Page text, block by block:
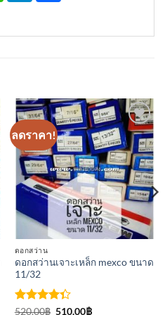
ลดราคา!
เพิ่มเข้า
ใน
รายการ
ที่
ติดตาม
ดอกสว่าน
ดอกสว่านเจาะเหล็ก mexco ขนาด
11/32
ให้
520.00฿ Original
510.00฿Current